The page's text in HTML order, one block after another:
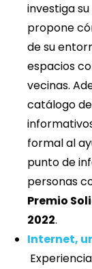
investiga
propone
de su
espacios
vecinas.
catálogo
formal al
punto de
personas
Premio
2022.
Internet,